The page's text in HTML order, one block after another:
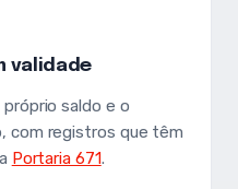
validade
saldo e o
com registros que têm
Portaria 671.